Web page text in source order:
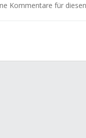
Kommentare für